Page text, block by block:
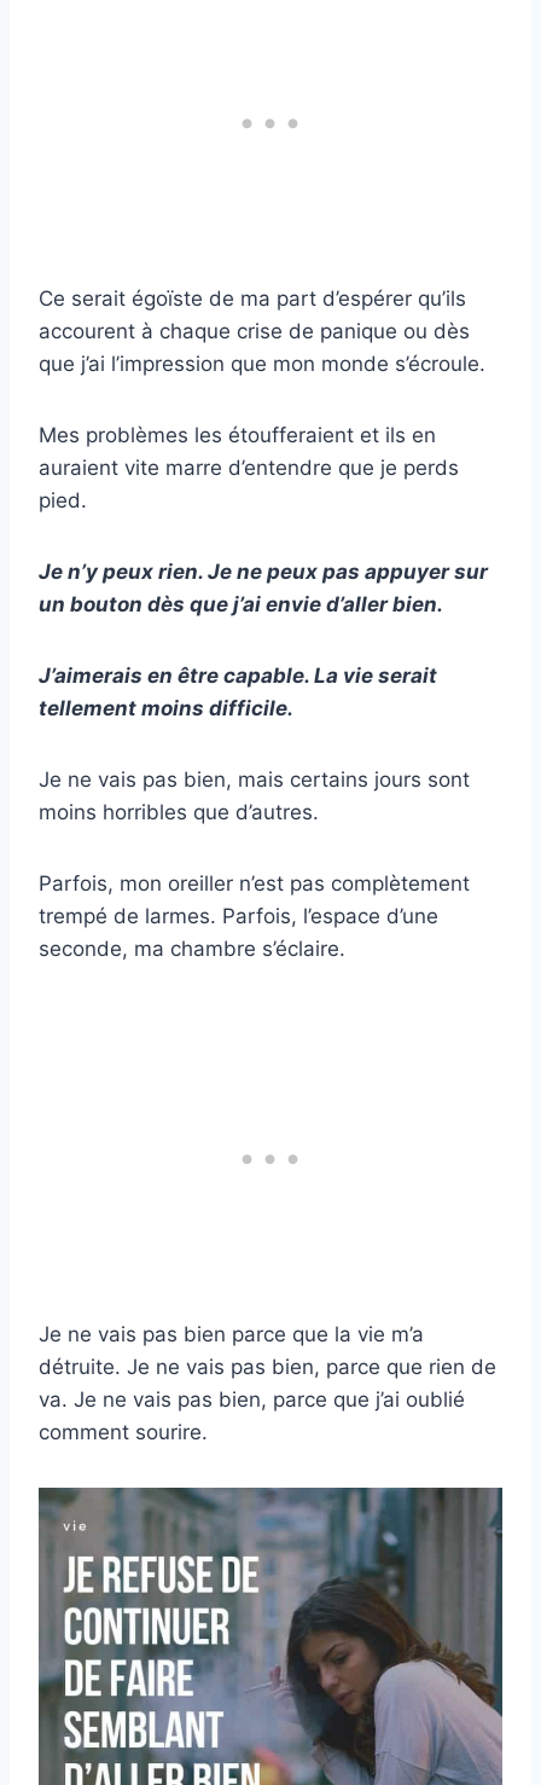
Ce serait égoïste de ma part d’espérer qu’ils
accourent à chaque crise de panique ou dès
que j’ai l’impression que mon monde s’écroule.
Mes problèmes les étoufferaient et ils en
auraient vite marre d’entendre que je perds
pied.
Je n’y peux rien. Je ne peux pas appuyer sur
un bouton dès que j’ai envie d’aller bien.
J’aimerais en être capable. La vie serait
tellement moins difficile.
Je ne vais pas bien, mais certains jours sont
moins horribles que d’autres.
Parfois, mon oreiller n’est pas complètement
trempé de larmes. Parfois, l’espace d’une
seconde, ma chambre s’éclaire.
Je ne vais pas bien parce que la vie m’a
détruite. Je ne vais pas bien, parce que rien de
va. Je ne vais pas bien, parce que j’ai oublié
comment sourire.